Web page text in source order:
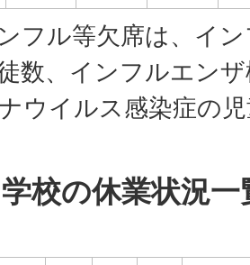
ンフル等欠席は、イ
数、インフルエン
ウイルス感染症の
校の休業状況